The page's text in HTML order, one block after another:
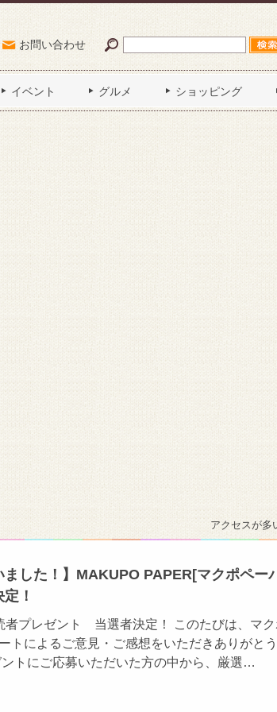
お問い合わせ
イベント グルメ ショッピング
アクセスが多
ました！】MAKUPO PAPER[マクポペー
！
プレゼント 当選者決定！ このたびは、マク
トによるご意見・ご感想をいただきありがと
トにご応募いただいた方の中から、厳選…